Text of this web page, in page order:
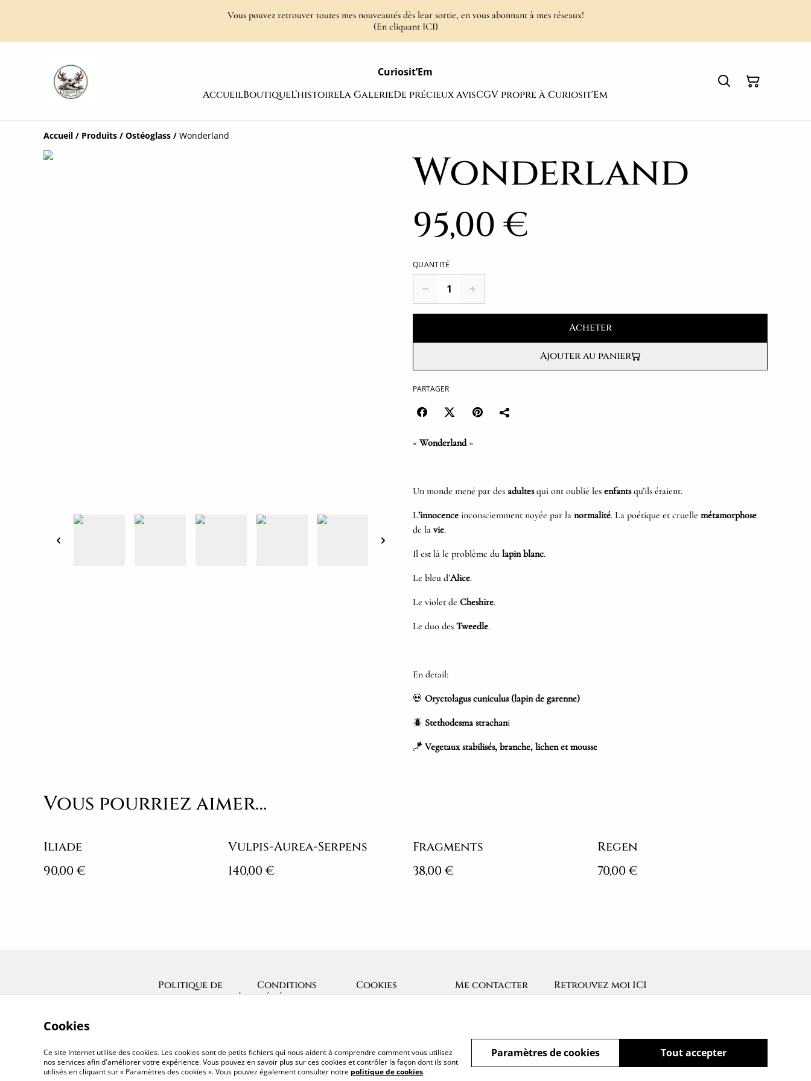
Vous pouvez retrouver toutes mes nouveautés dès leur sortie, en vous abonnant à mes réseaux!
(En cliquant ICI)
Curiosit’Em
AccueilBoutiqueL’histoireLa GalerieDe précieux avisCGV propre à Curiosit'Em
Accueil / Produits / Ostéoglass / Wonderland
Wonderland
95,00 €
QUANTITÉ
Acheter
Ajouter au panier
PARTAGER
« Wonderland»
Un monde mené par des adultesqui ont oublié les enfantsqu’ils étaient.
L’innocence inconsciemment noyée par la normalité. La poétique et cruelle métamorphose
de la vie.
Il est là le problème du lapin blanc.
Le bleu d’Alice.
Le violet de Cheshire.
Le duo des Tweedle.
En detail:
💀 Oryctolagus cuniculus (lapin de garenne)
🪲 Stethodesma strachani
🪁 Vegetaux stabilisés, branche, lichen et mousse
Vous pourriez aimer…
Iliade
90,00 €
Vulpis-Aurea-Serpens
140,00 €
Fragments
38,00 €
Regen
70,00 €
Politique de
confidentialité
Conditions
générales
Cookies Me contacter Retrouvez moi ICI
Cookies
Ce site Internet utilise des cookies. Les cookies sont de petits fichiers qui nous aident à comprendre comment vous utilisez
nos services afin d'améliorer votre expérience. Vous pouvez en savoir plus sur ces cookies et contrôler la façon dont ils sont
utilisés en cliquant sur « Paramètres des cookies ». Vous pouvez également consulter notre politique de cookies.
Tout accepter
Paramètres de cookies